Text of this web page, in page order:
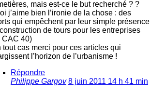
mais est-ce le but recherché ? ?
j’aime bien l’ironie de la chose : des
qui empêchent par leur simple présence
de tours pour les entreprises
CAC 40)
tout cas merci pour ces articles qui
l’horizon de l’urbanisme !
Répondre
Philippe Gargov 8 juin 2011 14 h 41 min